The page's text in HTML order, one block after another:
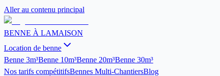
Aller au contenu principal
BENNE À LAMAISON
Location de benne
Benne 3m³Benne 10m³Benne 20m³Benne 30m³
Nos tarifs compétitifsBennes Multi-ChantiersBlog